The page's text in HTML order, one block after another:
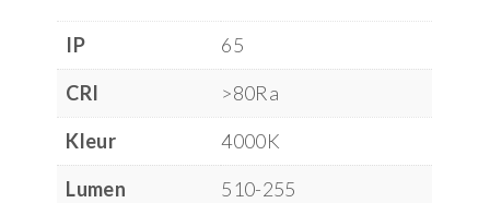
IP
65
CRI
>80Ra
Kleur
4000K
Lumen
510-255